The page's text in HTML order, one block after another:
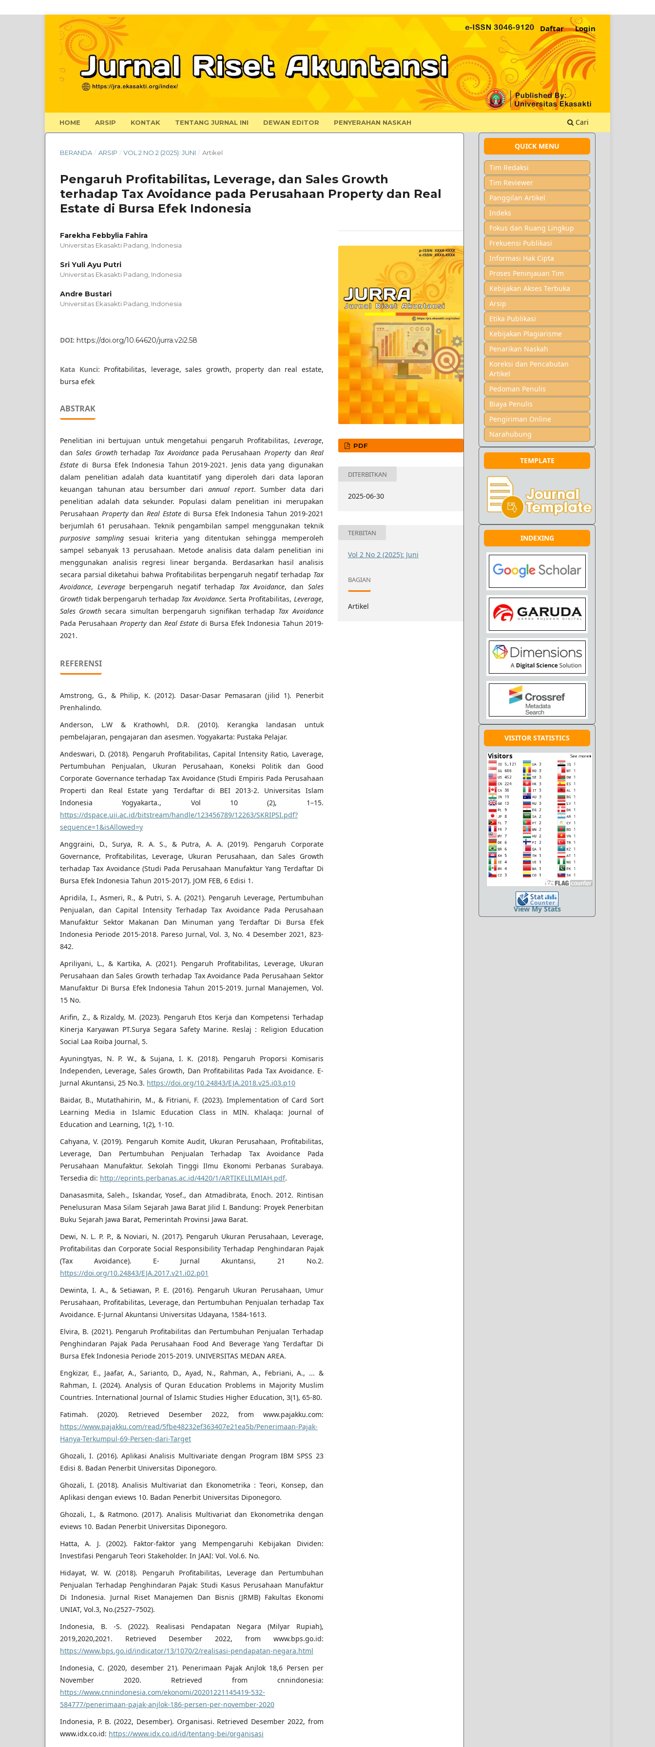
HOME ARSIP KONTAK TENTANG JURNAL INI DEWAN EDITOR PENYERAHAN NASKAH Cari
Daftar Login
BERANDA / ARSIP / VOL 2 NO 2 (2025): JUNI / Artikel
Pengaruh Profitabilitas, Leverage, dan Sales Growth
terhadap Tax Avoidance pada Perusahaan Property dan Real
Estate di Bursa Efek Indonesia
Farekha Febbylia Fahira
Universitas Ekasakti Padang, Indonesia
Sri Yuli Ayu Putri
Universitas Ekasakti Padang, Indonesia
Andre Bustari
Universitas Ekasakti Padang, Indonesia
DOI: https://doi.org/10.64620/jurra.v2i2.58
Kata Kunci: Profitabilitas, leverage, sales growth, property dan real estate,
bursa efek
ABSTRAK
Penelitian ini bertujuan untuk mengetahui pengaruh Profitabilitas, Leverage,
dan Sales Growthterhadap Tax Avoidancepada PerusahaanProperty dan Real
Estate di Bursa Efek Indonesia Tahun 2019-2021. Jenis data yang digunakan
dalam penelitian adalah data kuantitatif yang diperoleh dari data laporan
keuangan tahunan atau bersumber dariannual report. Sumber data dari
penelitian adalah data sekunder. Populasi dalam penelitian ini merupakan
Perusahaan Propertydan Real Estatedi Bursa Efek Indonesia Tahun 2019-2021
berjumlah 61 perusahaan. Teknik pengambilan sampel menggunakan teknik
purposive samplingsesuai kriteria yang ditentukan sehingga memperoleh
sampel sebanyak 13 perusahaan. Metode analisis data dalam penelitian ini
menggunakan analisis regresi linear berganda. Berdasarkan hasil analisis
secara parsial diketahui bahwa Profitabilitas berpengaruh negatif terhadap Tax
Avoidance, Leverageberpengaruh negatif terhadap Tax Avoidance, dan Sales
Growth tidak berpengaruh terhadap Tax Avoidance. Serta Profitabilitas, Leverage,
Sales Growth secara simultan berpengaruh signifikan terhadap Tax Avoidance
Pada PerusahaanProperty danReal Estate di Bursa Efek Indonesia Tahun 2019-
2021.
REFERENSI
Amstrong, G., & Philip, K. (2012). Dasar-Dasar Pemasaran (jilid 1). Penerbit
Prenhalindo.
Anderson, L.W & Krathowhl, D.R. (2010). Kerangka landasan untuk
pembelajaran, pengajaran dan asesmen. Yogyakarta: Pustaka Pelajar.
Andeswari, D. (2018). Pengaruh Profitabilitas, Capital Intensity Ratio, Laverage,
Pertumbuhan Penjualan, Ukuran Perusahaan, Koneksi Politik dan Good
Corporate Governance terhadap Tax Avoidance (Studi Empiris Pada Perusahaan
Properti dan Real Estate yang Terdaftar di BEI 2013-2. Universitas Islam
Indonesia Yogyakarta., Vol 10 (2), 1–15.
https://dspace.uii.ac.id/bitstream/handle/123456789/12263/SKRIPSI.pdf?
sequence=1&isAllowed=y
Anggraini, D., Surya, R. A. S., & Putra, A. A. (2019). Pengaruh Corporate
Governance, Profitabilitas, Leverage, Ukuran Perusahaan, dan Sales Growth
terhadap Tax Avoidance (Studi Pada Perusahaan Manufaktur Yang Terdaftar Di
Bursa Efek Indonesia Tahun 2015-2017). JOM FEB, 6 Edisi 1.
Apridila, I., Asmeri, R., & Putri, S. A. (2021). Pengaruh Leverage, Pertumbuhan
Penjualan, dan Capital Intensity Terhadap Tax Avoidance Pada Perusahaan
Manufaktur Sektor Makanan Dan Minuman yang Terdaftar Di Bursa Efek
Indonesia Periode 2015-2018. Pareso Jurnal, Vol. 3, No. 4 Desember 2021, 823-
842.
Apriliyani, L., & Kartika, A. (2021). Pengaruh Profitabilitas, Leverage, Ukuran
Perusahaan dan Sales Growth terhadap Tax Avoidance Pada Perusahaan Sektor
Manufaktur Di Bursa Efek Indonesia Tahun 2015-2019. Jurnal Manajemen, Vol.
15 No.
Arifin, Z., & Rizaldy, M. (2023). Pengaruh Etos Kerja dan Kompetensi Terhadap
Kinerja Karyawan PT.Surya Segara Safety Marine. Reslaj : Religion Education
Social Laa Roiba Journal, 5.
Ayuningtyas, N. P. W., & Sujana, I. K. (2018). Pengaruh Proporsi Komisaris
Independen, Leverage, Sales Growth, Dan Profitabilitas Pada Tax Avoidance. E-
Jurnal Akuntansi, 25 No.3. https://doi.org/10.24843/EJA.2018.v25.i03.p10
Baidar, B., Mutathahirin, M., & Fitriani, F. (2023). Implementation of Card Sort
Learning Media in Islamic Education Class in MIN. Khalaqa: Journal of
Education and Learning, 1(2), 1-10.
Cahyana, V. (2019). Pengaruh Komite Audit, Ukuran Perusahaan, Profitabilitas,
Leverage, Dan Pertumbuhan Penjualan Terhadap Tax Avoidance Pada
Perusahaan Manufaktur. Sekolah Tinggi Ilmu Ekonomi Perbanas Surabaya.
Tersedia di: http://eprints.perbanas.ac.id/4420/1/ARTIKELILMIAH.pdf.
Danasasmita, Saleh., Iskandar, Yosef., dan Atmadibrata, Enoch. 2012. Rintisan
Penelusuran Masa Silam Sejarah Jawa Barat Jilid I. Bandung: Proyek Penerbitan
Buku Sejarah Jawa Barat, Pemerintah Provinsi Jawa Barat.
Dewi, N. L. P. P., & Noviari, N. (2017). Pengaruh Ukuran Perusahaan, Leverage,
Profitabilitas dan Corporate Social Responsibility Terhadap Penghindaran Pajak
(Tax Avoidance). E- Jurnal Akuntansi, 21 No.2.
https://doi.org/10.24843/EJA.2017.v21.i02.p01
Dewinta, I. A., & Setiawan, P. E. (2016). Pengaruh Ukuran Perusahaan, Umur
Perusahaan, Profitabilitas, Leverage, dan Pertumbuhan Penjualan terhadap Tax
Avoidance. E-Jurnal Akuntansi Universitas Udayana, 1584-1613.
Elvira, B. (2021). Pengaruh Profitabilitas dan Pertumbuhan Penjualan Terhadap
Penghindaran Pajak Pada Perusahaan Food And Beverage Yang Terdaftar Di
Bursa Efek Indonesia Periode 2015-2019. UNIVERSITAS MEDAN AREA.
Engkizar, E., Jaafar, A., Sarianto, D., Ayad, N., Rahman, A., Febriani, A., ... &
Rahman, I. (2024). Analysis of Quran Education Problems in Majority Muslim
Countries. International Journal of Islamic Studies Higher Education, 3(1), 65-80.
Fatimah. (2020). Retrieved Desember 2022, from www.pajakku.com:
https://www.pajakku.com/read/5fbe48232ef363407e21ea5b/Penerimaan-Pajak-
Hanya-Terkumpul-69-Persen-dari-Target
Ghozali, I. (2016). Aplikasi Analisis Multivariate dengan Program IBM SPSS 23
Edisi 8. Badan Penerbit Universitas Diponegoro.
Ghozali, I. (2018). Analisis Multivariat dan Ekonometrika : Teori, Konsep, dan
Aplikasi dengan eviews 10. Badan Penerbit Universitas Diponegoro.
Ghozali, I., & Ratmono. (2017). Analisis Multivariat dan Ekonometrika dengan
eviews 10. Badan Penerbit Universitas Diponegoro.
Hatta, A. J. (2002). Faktor-faktor yang Mempengaruhi Kebijakan Dividen:
Investifasi Pengaruh Teori Stakeholder. In JAAI: Vol. Vol.6. No.
Hidayat, W. W. (2018). Pengaruh Profitabilitas, Leverage dan Pertumbuhan
Penjualan Terhadap Penghindaran Pajak: Studi Kasus Perusahaan Manufaktur
Di Indonesia. Jurnal Riset Manajemen Dan Bisnis (JRMB) Fakultas Ekonomi
UNIAT, Vol.3, No.(2527–7502).
Indonesia, B. -S. (2022). Realisasi Pendapatan Negara (Milyar Rupiah),
2019,2020,2021. Retrieved Desember 2022, from www.bps.go.id:
https://www.bps.go.id/indicator/13/1070/2/realisasi-pendapatan-negara.html
Indonesia, C. (2020, desember 21). Penerimaan Pajak Anjlok 18,6 Persen per
November 2020. Retrieved from cnnindonesia:
https://www.cnnindonesia.com/ekonomi/20201221145419-532-
584777/penerimaan-pajak-anjlok-186-persen-per-november-2020
Indonesia, P. B. (2022, Desember). Organisasi. Retrieved Desember 2022, from
www.idx.co.id: https://www.idx.co.id/id/tentang-bei/organisasi
PDF
DITERBITKAN
2025-06-30
TERBITAN
Vol 2 No 2 (2025): Juni
BAGIAN
Artikel
QUICK MENU
Tim Redaksi
Tim Reviewer
Panggilan Artikel
Indeks
Fokus dan Ruang Lingkup
Frekuensi Publikasi
Informasi Hak Cipta
Proses Peninjauan Tim
Kebijakan Akses Terbuka
Arsip
Etika Publikasi
Kebijakan Plagiarisme
Penarikan Naskah
Koreksi dan Pencabutan
Artikel
Pedoman Penulis
Biaya Penulis
Pengiriman Online
Narahubung
TEMPLATE
INDEXING
VISITOR STATISTICS
View My Stats